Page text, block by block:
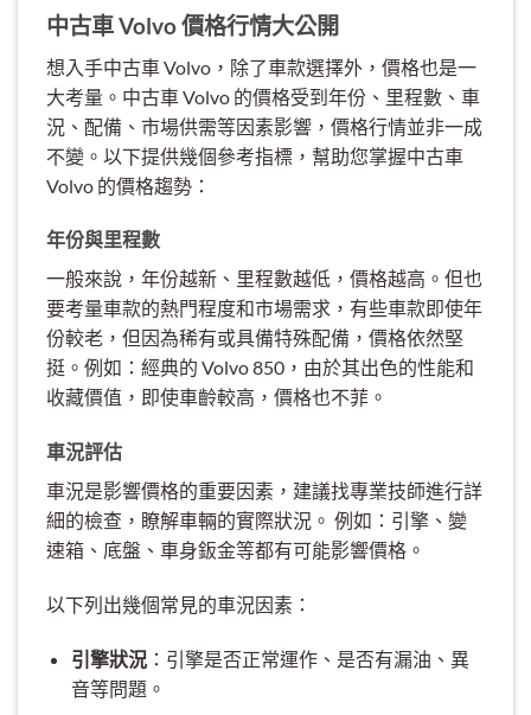
中古車 Volvo 價格行情大公開
想入手中古車 Volvo，除了車款選擇外，價格也是一
大考量。中古車 Volvo 的價格受到年份、里程數、車
況、配備、市場供需等因素影響，價格行情並非一成
不變。以下提供幾個參考指標，幫助您掌握中古車
Volvo 的價格趨勢：
年份與里程數
一般來說，年份越新、里程數越低，價格越高。但也
要考量車款的熱門程度和市場需求，有些車款即使年
份較老，但因為稀有或具備特殊配備，價格依然堅
挺。例如：經典的 Volvo 850，由於其出色的性能和
收藏價值，即使車齡較高，價格也不菲。
車況評估
車況是影響價格的重要因素，建議找專業技師進行詳
細的檢查，瞭解車輛的實際狀況。 例如：引擎、變
速箱、底盤、車身鈑金等都有可能影響價格。
以下列出幾個常見的車況因素：
引擎狀況：引擎是否正常運作、是否有漏油、異
音等問題。